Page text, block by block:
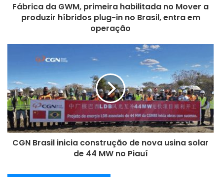
ç
i
l
Fábrica da GWM, primeira habilitada no Mover a
produzir híbridos plug-in no Brasil, entra em
operação
CGN Brasil inicia construção de nova usina solar
de 44 MW no Piauí